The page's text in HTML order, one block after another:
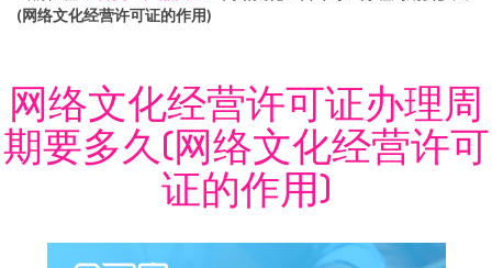
(网络文化经营许可证的作用)
网络文化经营许可证办理周
期要多久(网络文化经营许可
证的作用)